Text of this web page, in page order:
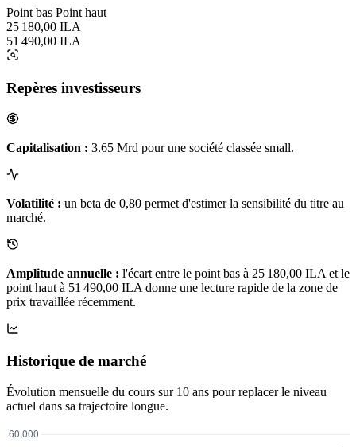
Point bas Point haut
25 180,00 ILA
51 490,00 ILA
Repères investisseurs
Capitalisation : 3.65 Mrd pour une société classée small.
Volatilité : un beta de 0,80 permet d'estimer la sensibilité du titre au
marché.
Amplitude annuelle : l'écart entre le point bas à 25 180,00 ILA et le
point haut à 51 490,00 ILA donne une lecture rapide de la zone de
prix travaillée récemment.
Historique de marché
Évolution mensuelle du cours sur 10 ans pour replacer le niveau
actuel dans sa trajectoire longue.